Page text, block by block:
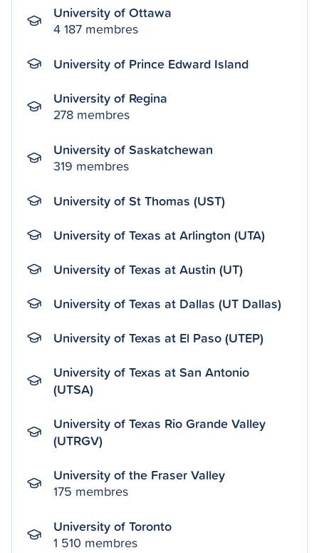
University of Ottawa
4 187 membres
University of Prince Edward Island
University of Regina
278 membres
University of Saskatchewan
319 membres
University of St Thomas (UST)
University of Texas at Arlington (UTA)
University of Texas at Austin (UT)
University of Texas at Dallas (UT Dallas)
University of Texas at El Paso (UTEP)
University of Texas at San Antonio
(UTSA)
University of Texas Rio Grande Valley
(UTRGV)
University of the Fraser Valley
175 membres
University of Toronto
1 510 membres